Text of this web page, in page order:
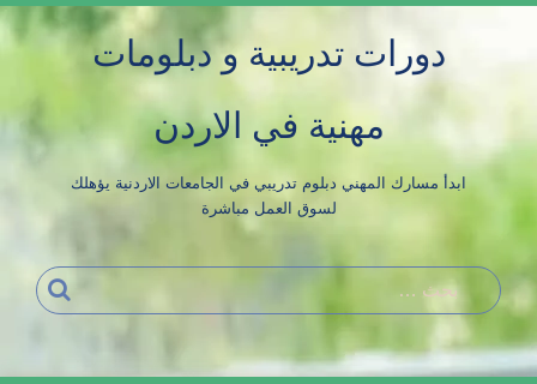
دورات تدريبية و دبلومات
مهنية في الاردن
ابدأ مسارك المهني دبلوم تدريبي في الجامعات الاردنية يؤهلك
لسوق العمل مباشرة